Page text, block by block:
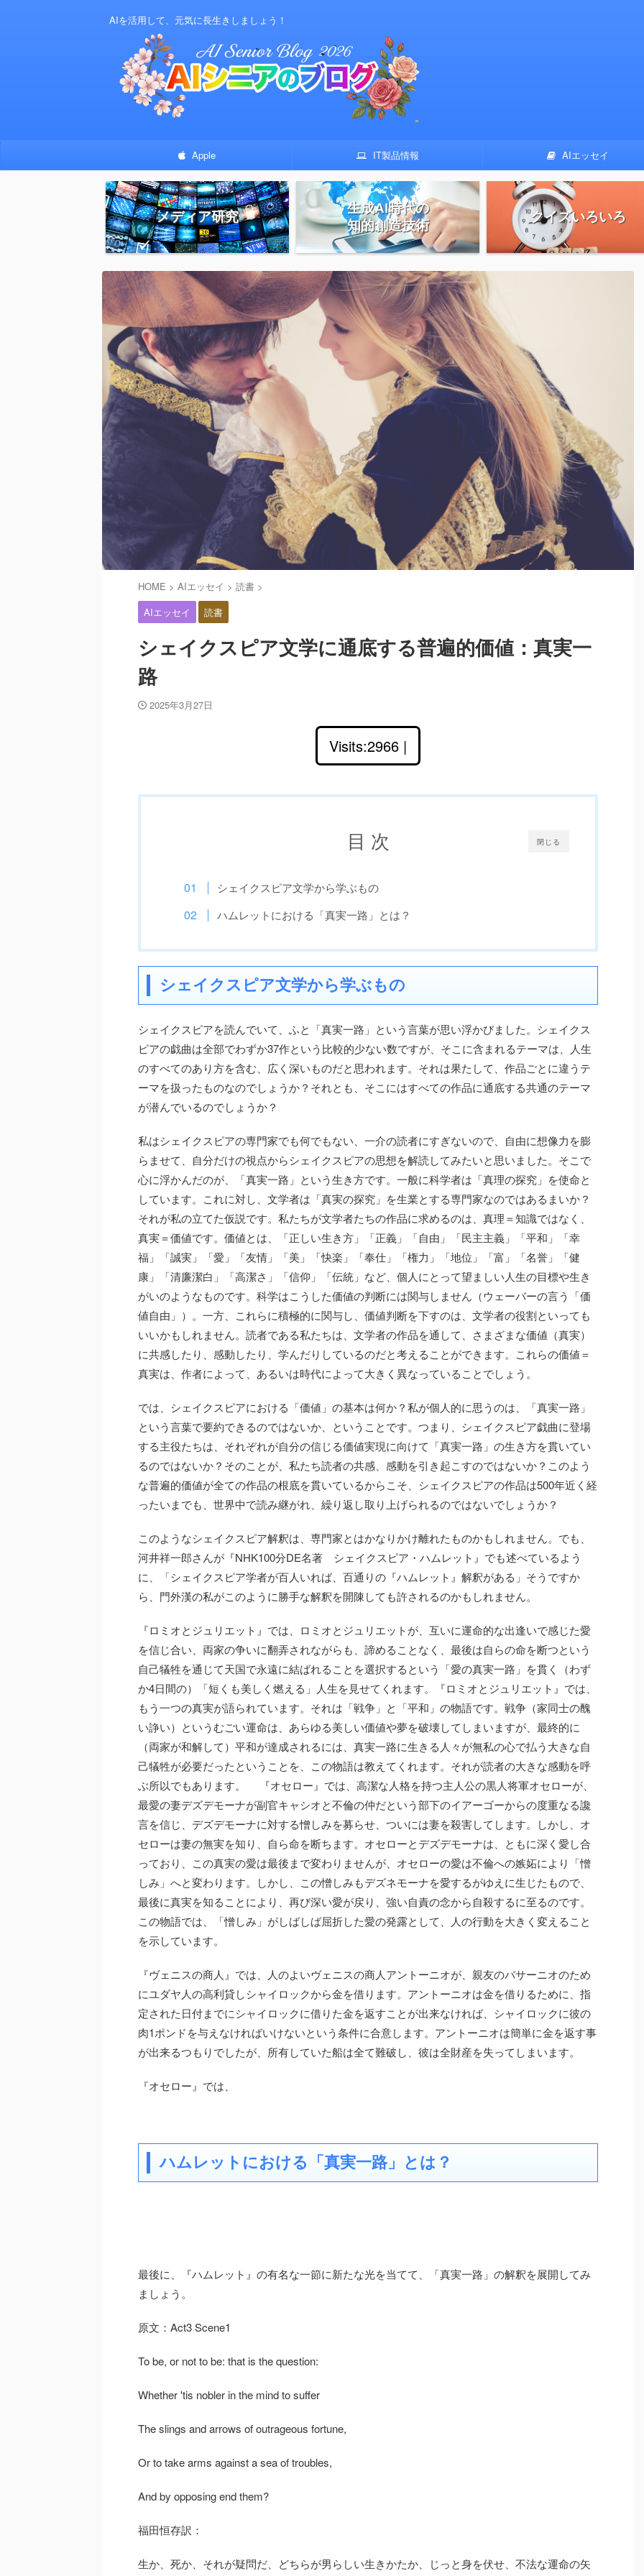
AIを活用して、元気に長生きしましょう！
Apple IT製品情報 AIエッセイ
メディア研究
生成AI時代の
知的創造技術
クイズいろいろ
HOME > AIエッセイ > 読書 >
AIエッセイ
読書
シェイクスピア文学に通底する普遍的価値：真実一
路
2025年3月27日
Visits:2966 |
閉じる
目 次
シェイクスピア文学から学ぶもの
ハムレットにおける「真実一路」とは？
シェイクスピア文学から学ぶもの
シェイクスピアを読んでいて、ふと「真実一路」という言葉が思い浮かびました。シェイクス
ピアの戯曲は全部でわずか37作という比較的少ない数ですが、そこに含まれるテーマは、人生
のすべてのあり方を含む、広く深いものだと思われます。それは果たして、作品ごとに違うテ
ーマを扱ったものなのでしょうか？それとも、そこにはすべての作品に通底する共通のテーマ
が潜んでいるのでしょうか？
私はシェイクスピアの専門家でも何でもない、一介の読者にすぎないので、自由に想像力を膨
らませて、自分だけの視点からシェイクスピアの思想を解読してみたいと思いました。そこで
心に浮かんだのが、「真実一路」という生き方です。一般に科学者は「真理の探究」を使命と
しています。これに対し、文学者は「真実の探究」を生業とする専門家なのではあるまいか？
それが私の立てた仮説です。私たちが文学者たちの作品に求めるのは、真理＝知識ではなく、
真実＝価値です。価値とは、「正しい生き方」「正義」「自由」「民主主義」「平和」「幸
福」「誠実」「愛」「友情」「美」「快楽」「奉仕」「権力」「地位」「富」「名誉」「健
康」「清廉潔白」「高潔さ」「信仰」「伝統」など、個人にとって望ましい人生の目標や生き
がいのようなものです。科学はこうした価値の判断には関与しません（ウェーバーの言う「価
値自由」）。一方、これらに積極的に関与し、価値判断を下すのは、文学者の役割といっても
いいかもしれません。読者である私たちは、文学者の作品を通して、さまざまな価値（真実）
に共感したり、感動したり、学んだりしているのだと考えることができます。これらの価値＝
真実は、作者によって、あるいは時代によって大きく異なっていることでしょう。
では、シェイクスピアにおける「価値」の基本は何か？私が個人的に思うのは、「真実一路」
という言葉で要約できるのではないか、ということです。つまり、シェイクスピア戯曲に登場
する主役たちは、それぞれが自分の信じる価値実現に向けて「真実一路」の生き方を貫いてい
るのではないか？そのことが、私たち読者の共感、感動を引き起こすのではないか？このよう
な普遍的価値が全ての作品の根底を貫いているからこそ、シェイクスピアの作品は500年近く経
ったいまでも、世界中で読み継がれ、繰り返し取り上げられるのではないでしょうか？
このようなシェイクスピア解釈は、専門家とはかなりかけ離れたものかもしれません。でも、
河井祥一郎さんが『NHK100分DE名著 シェイクスピア・ハムレット』でも述べているよう
に、「シェイクスピア学者が百人いれば、百通りの『ハムレット』解釈がある」そうですか
ら、門外漢の私がこのように勝手な解釈を開陳しても許されるのかもしれません。
『ロミオとジュリエット』では、ロミオとジュリエットが、互いに運命的な出逢いで感じた愛
を信じ合い、両家の争いに翻弄されながらも、諦めることなく、最後は自らの命を断つという
自己犠牲を通じて天国で永遠に結ばれることを選択するという「愛の真実一路」を貫く（わず
か4日間の）「短くも美しく燃える」人生を見せてくれます。『ロミオとジュリエット』では、
もう一つの真実が語られています。それは「戦争」と「平和」の物語です。戦争（家同士の醜
い諍い）というむごい運命は、あらゆる美しい価値や夢を破壊してしまいますが、最終的に
（両家が和解して）平和が達成されるには、真実一路に生きる人々が無私の心で払う大きな自
己犠牲が必要だったということを、この物語は教えてくれます。それが読者の大きな感動を呼
ぶ所以でもあります。 『オセロー』では、高潔な人格を持つ主人公の黒人将軍オセローが、
最愛の妻デズデモーナが副官キャシオと不倫の仲だという部下のイアーゴーからの度重なる讒
言を信じ、デズデモーナに対する憎しみを募らせ、ついには妻を殺害してします。しかし、オ
セローは妻の無実を知り、自ら命を断ちます。オセローとデズデモーナは、ともに深く愛し合
っており、この真実の愛は最後まで変わりませんが、オセローの愛は不倫への嫉妬により「憎
しみ」へと変わります。しかし、この憎しみもデズネモーナを愛するがゆえに生じたもので、
最後に真実を知ることにより、再び深い愛が戻り、強い自責の念から自殺するに至るのです。
この物語では、「憎しみ」がしばしば屈折した愛の発露として、人の行動を大きく変えること
を示しています。
『ヴェニスの商人』では、人のよいヴェニスの商人アントーニオが、親友のバサーニオのため
にユダヤ人の高利貸しシャイロックから金を借ります。アントーニオは金を借りるために、指
定された日付までにシャイロックに借りた金を返すことが出来なければ、シャイロックに彼の
肉1ポンドを与えなければいけないという条件に合意します。アントーニオは簡単に金を返す事
が出来るつもりでしたが、所有していた船は全て難破し、彼は全財産を失ってしまいます。
『オセロー』では、
ハムレットにおける「真実一路」とは？
最後に、『ハムレット』の有名な一節に新たな光を当てて、「真実一路」の解釈を展開してみ
ましょう。
原文：Act3 Scene1
To be, or not to be: that is the question:
Whether 'tis nobler in the mind to suffer
The slings and arrows of outrageous fortune,
Or to take arms against a sea of troubles,
And by opposing end them?
福田恒存訳：
生か、死か、それが疑問だ、どちらが男らしい生きかたか、じっと身を伏せ、不法な運命の矢